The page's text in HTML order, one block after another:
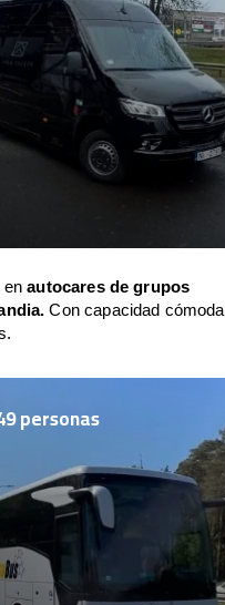
enautocares de grupos
Con capacidad cómoda
personas